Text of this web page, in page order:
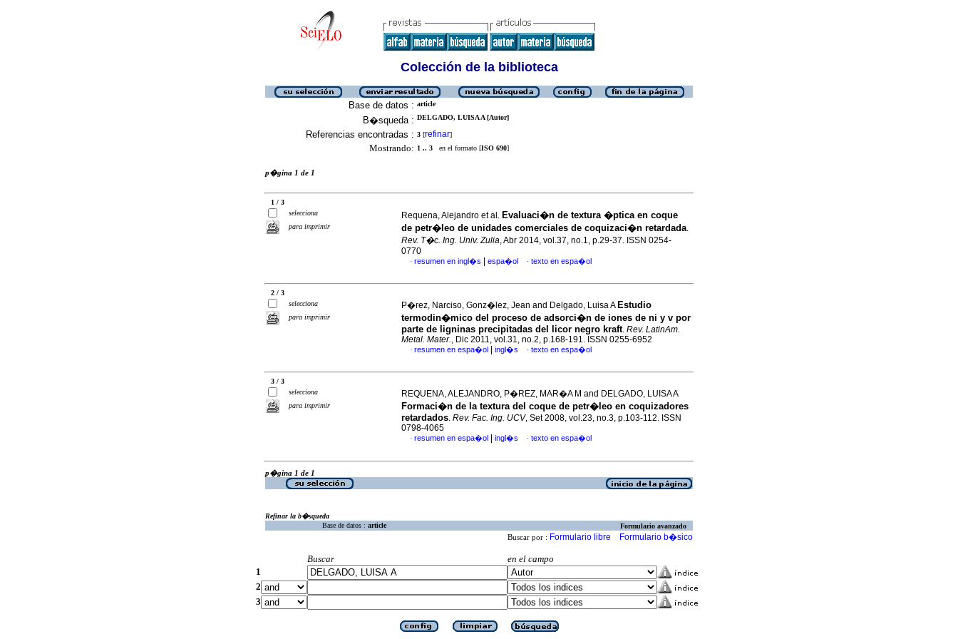
Colección de la biblioteca
Base de datos : article
B�squeda : DELGADO, LUISA A [Autor]
Referencias encontradas : 3 [refinar]
Mostrando: 1 .. 3 en el formato [ISO 690]
p�gina 1 de 1
1 / 3
selecciona
para imprimir
Requena, Alejandro et al. Evaluaci�n de textura �ptica en coque
de petr�leo de unidades comerciales de coquizaci�n retardada.
Rev. T�c. Ing. Univ. Zulia, Abr 2014, vol.37, no.1, p.29-37. ISSN 0254-
0770
· resumen en ingl�s espa�ol · texto en espa�ol
2 / 3
selecciona
para imprimir
P�rez, Narciso, Gonz�lez, Jean and Delgado, Luisa A Estudio
termodin�mico del proceso de adsorci�n de iones de ni y v por
parte de ligninas precipitadas del licor negro kraft. Rev. LatinAm.
Metal. Mater., Dic 2011, vol.31, no.2, p.168-191. ISSN 0255-6952
· resumen en espa�ol ingl�s · texto en espa�ol
3 / 3
selecciona
para imprimir
REQUENA, ALEJANDRO, P�REZ, MAR�A M and DELGADO, LUISA A
Formaci�n de la textura del coque de petr�leo en coquizadores
retardados. Rev. Fac. Ing. UCV, Set 2008, vol.23, no.3, p.103-112. ISSN
0798-4065
· resumen en espa�ol ingl�s · texto en espa�ol
p�gina 1 de 1
Refinar la b�squeda
Base de datos : article Formulario avanzado
Buscar por : Formulario libre Formulario b�sico
Buscar
en el campo
1
2
3